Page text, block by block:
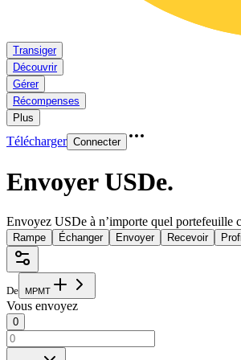
Transiger
Découvrir
Gérer
Récompenses
Plus
Télécharger Connecter
Envoyer USDe.
Envoyez USDe à n’importe quel portefeuille
Rampe Échanger Envoyer Recevoir Profil
De MPMT
Vous envoyez
0